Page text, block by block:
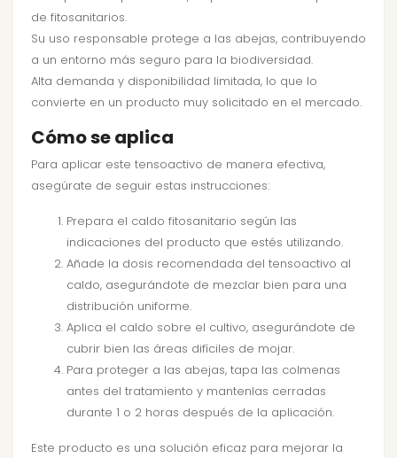
de fitosanitarios.
Su uso responsable protege a las abejas, contribuyendo
a un entorno más seguro para la biodiversidad.
Alta demanda y disponibilidad limitada, lo que lo
convierte en un producto muy solicitado en el mercado.
Cómo se aplica
Para aplicar este tensoactivo de manera efectiva,
asegúrate de seguir estas instrucciones:
Prepara el caldo fitosanitario según las
indicaciones del producto que estés utilizando.
Añade la dosis recomendada del tensoactivo al
caldo, asegurándote de mezclar bien para una
distribución uniforme.
Aplica el caldo sobre el cultivo, asegurándote de
cubrir bien las áreas difíciles de mojar.
Para proteger a las abejas, tapa las colmenas
antes del tratamiento y mantenlas cerradas
durante 1 o 2 horas después de la aplicación.
Este producto es una solución eficaz para mejorar la